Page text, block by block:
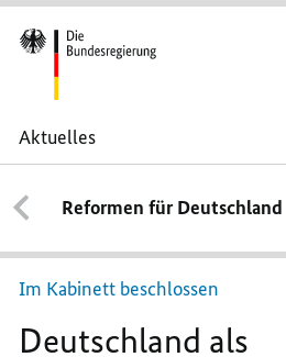
Aktuelles
Deutschland
als
Luftfahrtnation
stärkenReformen für Deutschland
Im Kabinett beschlossen
Deutschland als